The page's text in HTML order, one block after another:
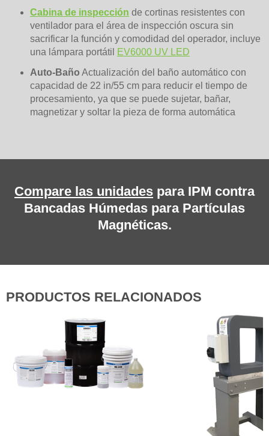
Cabina de inspección de cortinas resistentes con
ventilador para el área de inspección oscura sin
sacrificar la función y comodidad del operador, incluye
una lámpara portátil
EV6000 UV LED
Auto-Baño Actualización del baño automático con
capacidad de 22 in/55 cm para reducir el tiempo de
procesamiento, ya que se puede sujetar, bañar,
magnetizar y soltar la pieza de forma automática
Compare las unidades para IPM contra
Bancadas Húmedas para Partículas
Magnéticas.
PRODUCTOS RELACIONADOS